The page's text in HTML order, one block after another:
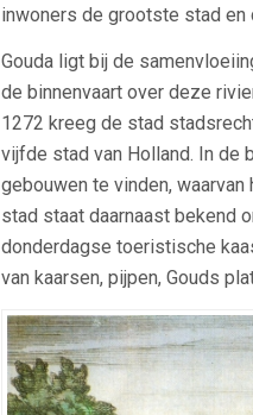
inwoners de grootste stad en
Gouda ligt bij de
de binnenvaart over deze
1272 kreeg de stad
vijfde stad van Holland. In de
gebouwen te vinden,
stad staat daarnaast bekend
donderdagse toeristische
van kaarsen, pijpen, Gouds